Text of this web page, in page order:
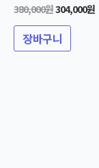
5
중에서
0
평가됨
380,000원304,000원
장바구니